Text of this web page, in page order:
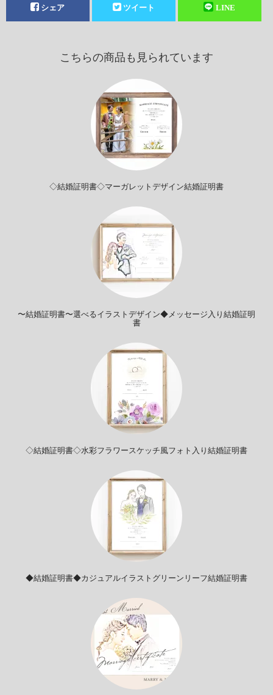
シェア ツイート LINE
こちらの商品も見られています
◇結婚証明書◇マーガレットデザイン結婚証明書
〜結婚証明書〜選べるイラストデザイン◆メッセージ入り結婚証明
書
◇結婚証明書◇水彩フラワースケッチ風フォト入り結婚証明書
◆結婚証明書◆カジュアルイラストグリーンリーフ結婚証明書